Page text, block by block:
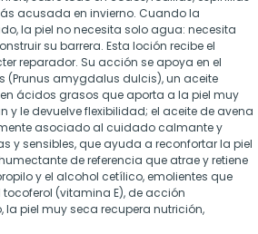
acusada en invierno. Cuando la
la piel no necesita solo agua: necesita
su barrera. Esta loción recibe el
reparador. Su acción se apoya en el
(Prunus amygdalus dulcis), un aceite
ácidos grasos que aporta a la piel muy
y le devuelve flexibilidad; el aceite de avena
asociado al cuidado calmante y
y sensibles, que ayuda a reconfortar la piel
de referencia que atrae y retiene
y el alcohol cetílico, emolientes que
(vitamina E), de acción
la piel muy seca recupera nutrición,